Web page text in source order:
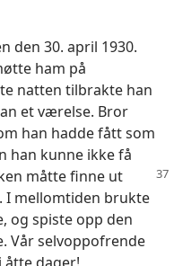
den 30. april 1930.
ham på
natten tilbrakte han
et værelse. Bror
han hadde fått som
han kunne ikke få
måttefinne ut
I mellomtiden brukte
og spiste opp den
Vår selvoppofrende